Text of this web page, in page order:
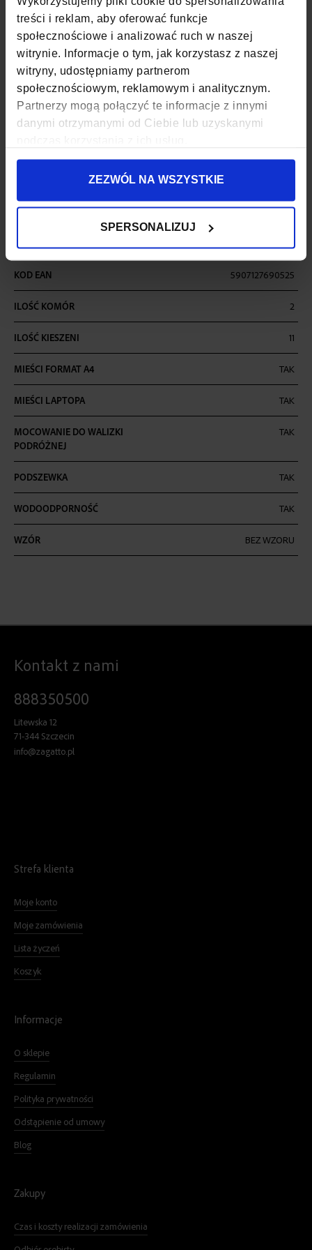
treści i reklam, aby oferować funkcje
społecznościowe i analizować ruch w naszej
witrynie. Informacje o tym, jak korzystasz z naszej
witryny, udostępniamy partnerom
społecznościowym, reklamowym i analitycznym.
Partnerzy mogą połączyć te informacje z innymi
danymi otrzymanymi od Ciebie lub uzyskanymi
ZEZWÓL NA WSZYSTKIE
SPERSONALIZUJ
WAGA
POJEMNOŚĆ
KOLOR CZARNY
MATERIAŁ POLIESTER, NYLON
WYSOKOŚĆ 45 CM
ZAPIĘCIE SUWAK
KOD EAN 5907127690525
ILOŚĆ KOMÓR 2
ILOŚĆ KIESZENI 11
MIEŚCI FORMAT A4 TAK
MIEŚCI LAPTOPA TAK
MOCOWANIE DO WALIZKI
PODRÓŻNEJ
TAK
PODSZEWKA TAK
WODOODPORNOŚĆ TAK
WZÓR BEZ WZORU
Kontakt z nami
888350500
Litewska 12
71-344 Szczecin
info@zagatto.pl
Strefa klienta
Moje konto
Moje zamówienia
Lista życzeń
Koszyk
Informacje
O sklepie
Regulamin
Polityka prywatności
Odstąpienie od umowy
Blog
Zakupy
Czas i koszty realizacji zamówienia